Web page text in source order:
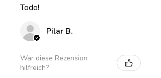
Todo!
Pilar B.
War diese Rezension
hilfreich?